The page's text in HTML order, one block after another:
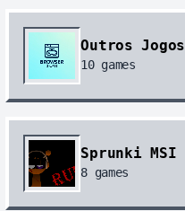
Outros
10games
Sprunki MSI
8 games